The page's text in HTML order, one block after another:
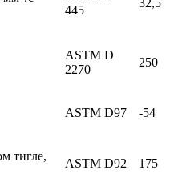
445
32,5
ASTM D
2270
250
ASTM D97 -54
тигле,
ASTM D92 175